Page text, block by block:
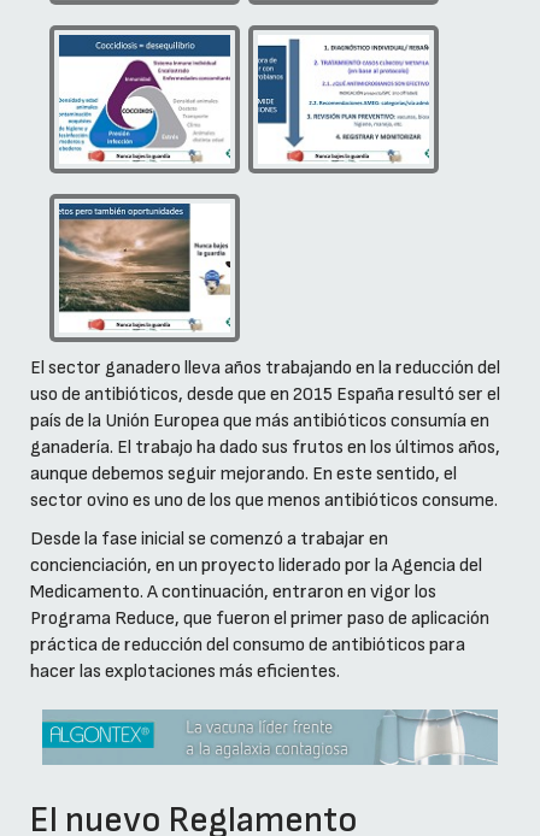
El sector ganadero lleva años trabajando en la reducción del
uso de antibióticos, desde que en 2015 España resultó ser el
país de la Unión Europea que más antibióticos consumía en
ganadería. El trabajo ha dado sus frutos en los últimos años,
aunque debemos seguir mejorando. En este sentido, el
sector ovino es uno de los que menos antibióticos consume.
Desde la fase inicial se comenzó a trabajar en
concienciación, en un proyecto liderado por la Agencia del
Medicamento. A continuación, entraron en vigor los
Programa Reduce, que fueron el primer paso de aplicación
práctica de reducción del consumo de antibióticos para
hacer las explotaciones más eficientes.
El nuevo Reglamento